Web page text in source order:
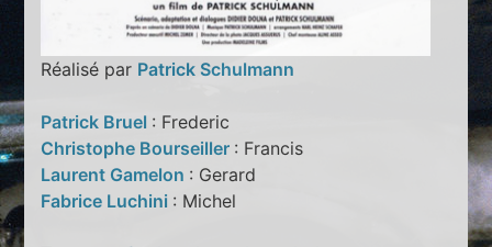
Réalisé par Patrick Schulmann
Patrick Bruel : Frederic
Christophe Bourseiller : Francis
Laurent Gamelon : Gerard
Fabrice Luchini : Michel